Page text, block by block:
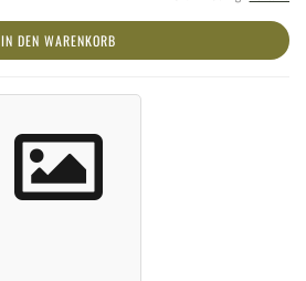
IN DEN WARENKORB